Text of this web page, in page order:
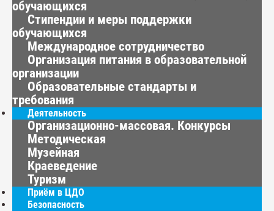
обучающихся
Стипендии и меры поддержки
обучающихся
Международное сотрудничество
Организация питания в образовательной
организации
Образовательные стандарты и
требования
Деятельность
Организационно-массовая. Конкурсы
Методическая
Музейная
Краеведение
Туризм
Приём в ЦДО
Безопасность